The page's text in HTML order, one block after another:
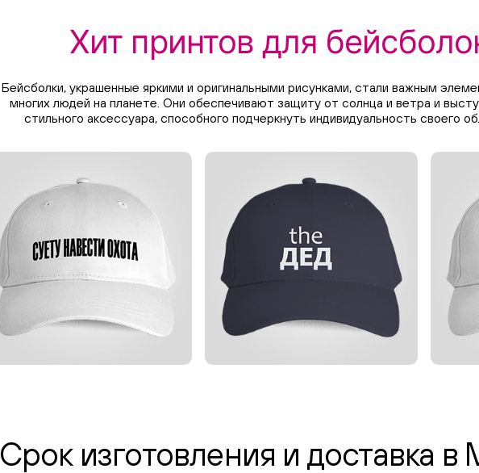
Хит принтов для
Бейсболки, украшенные яркими и оригинальными рисунками, стали важным
многих людей на планете. Они обеспечивают защиту от солнца и ветра и
стильного аксессуара, способного подчеркнуть индивидуальность своего
Срок изготовления и доставка в